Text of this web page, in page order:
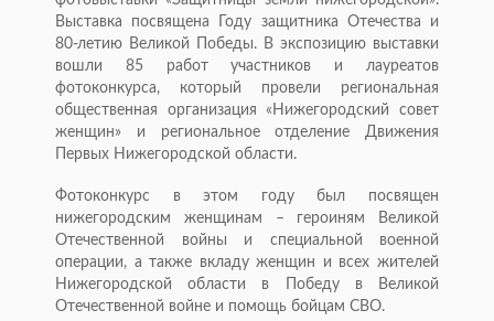
Выставка посвящена Году защитника Отечества и
80-летию Великой Победы. В экспозицию выставки
вошли 85 работ участников и лауреатов
фотоконкурса, который провели региональная
общественная организация «Нижегородский совет
женщин» и региональное отделение Движения
Первых Нижегородской области.
Фотоконкурс в этом году был посвящен
нижегородским женщинам – героиням Великой
Отечественной войны и специальной военной
операции, а также вкладу женщин и всех жителей
Нижегородской области в Победу в Великой
Отечественной войне и помощь бойцам СВО.